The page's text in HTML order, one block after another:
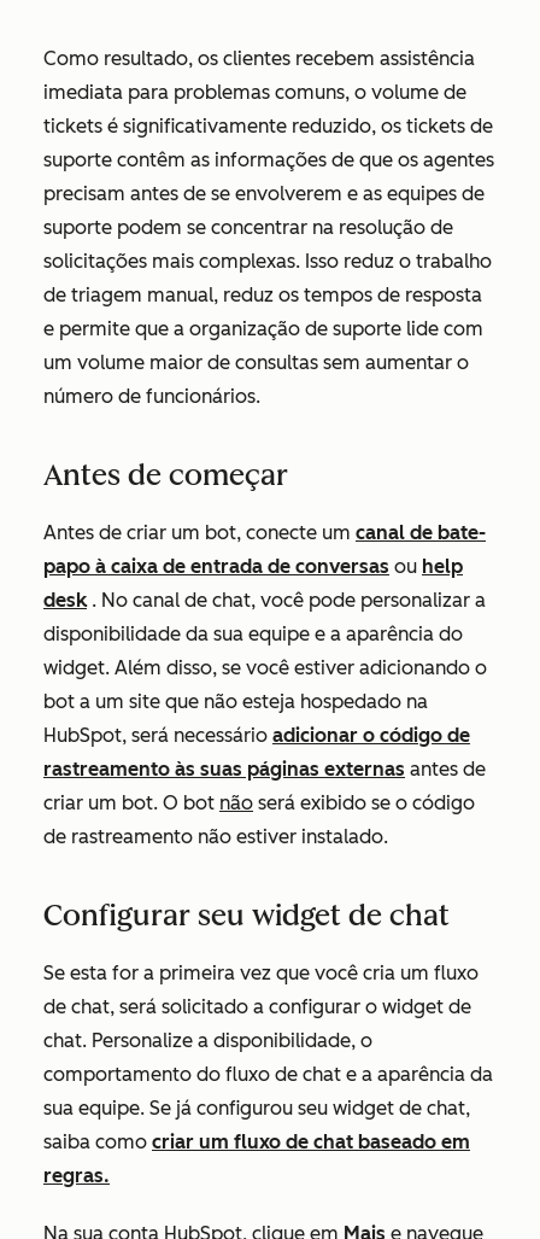
Como resultado, os clientes recebem assistência
imediata para problemas comuns, o volume de
tickets é significativamente reduzido, os tickets de
suporte contêm as informações de que os agentes
precisam antes de se envolverem e as equipes de
suporte podem se concentrar na resolução de
solicitações mais complexas. Isso reduz o trabalho
de triagem manual, reduz os tempos de resposta
e permite que a organização de suporte lide com
um volume maior de consultas sem aumentar o
número de funcionários.
Antes de começar
Antes de criar um bot, conecte um canal de bate-
papo à caixa de entrada de conversas ou help
desk. No canal de chat, você pode personalizar a
disponibilidade da sua equipe e a aparência do
widget. Além disso, se você estiver adicionando o
bot a um site que não esteja hospedado na
HubSpot, será necessário adicionar o código de
rastreamento às suas páginas externas antes de
criar um bot. O bot não será exibido se o código
de rastreamento não estiver instalado.
Configurar seu widget de chat
Se esta for a primeira vez que você cria um fluxo
de chat, será solicitado a configurar o widget de
chat. Personalize a disponibilidade, o
comportamento do fluxo de chat e a aparência da
sua equipe. Se já configurou seu widget de chat,
saiba como criar um fluxo de chat baseado em
regras.
Na sua conta HubSpot, clique em Mais e navegue